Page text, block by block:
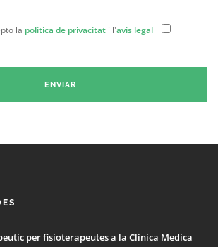
la política de privacitat i l'avís legal
per fisioterapeutes a la Clinica Medica